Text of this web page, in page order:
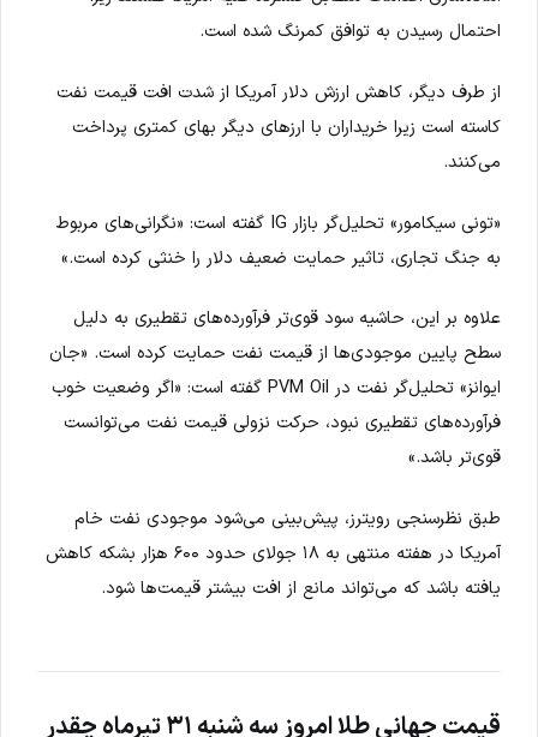
احتمال رسیدن به توافق کمرنگ شده است.
از طرف دیگر، کاهش ارزش دلار آمریکا از شدت افت قیمت نفت
کاسته است زیرا خریداران با ارزهای دیگر بهای کمتری پرداخت
می‌کنند.
«تونی سیکامور» تحلیل‌گر بازار IG گفته است: «نگرانی‌های مربوط
به جنگ تجاری، تاثیر حمایت ضعیف دلار را خنثی کرده است.»
علاوه بر این، حاشیه سود قوی‌تر فرآورده‌های تقطیری به دلیل
سطح پایین موجودی‌ها از قیمت نفت حمایت کرده است. «جان
ایوانز» تحلیل‌گر نفت در PVM Oil گفته است: «اگر وضعیت خوب
فرآورده‌های تقطیری نبود، حرکت نزولی قیمت نفت می‌توانست
قوی‌تر باشد.»
طبق نظرسنجی رویترز، پیش‌بینی می‌شود موجودی نفت خام
آمریکا در هفته منتهی به ۱۸ جولای حدود ۶۰۰ هزار بشکه کاهش
یافته باشد که می‌تواند مانع از افت بیشتر قیمت‌ها شود.
قیمت جهانی طلا امروز سه شنبه ۳۱ تیرماه چقدر